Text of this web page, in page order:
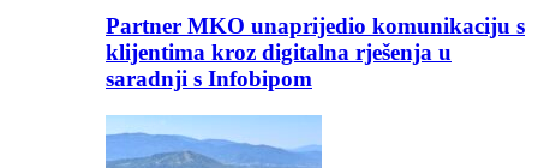
Partner MKO unaprijedio komunikaciju s
klijentima kroz digitalna rješenja u
saradnji s Infobipom